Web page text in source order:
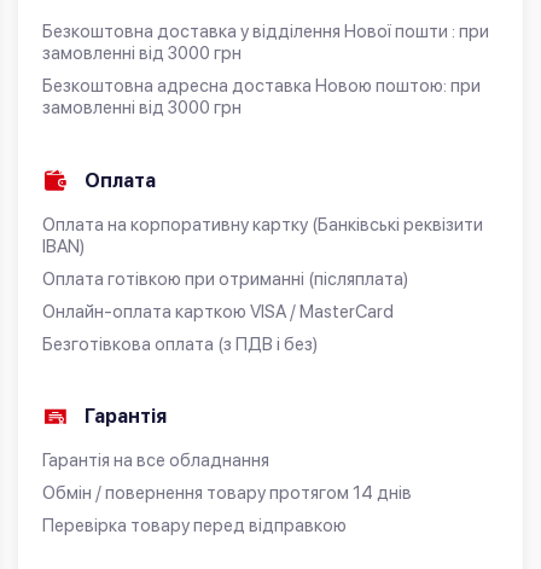
Безкоштовна доставка у відділення Нової пошти : при
замовленні від 3000 грн
Безкоштовна адресна доставка Новою поштою: при
замовленні від 3000 грн
Оплата
Оплата на корпоративну картку (Банківські реквізити
IBAN)
Оплата готівкою при отриманні (післяплата)
Онлайн-оплата карткою VISA / MasterCard
Безготівкова оплата (з ПДВ і без)
Гарантія
Гарантія на все обладнання
Обмін / повернення товару протягом 14 днів
Перевірка товару перед відправкою